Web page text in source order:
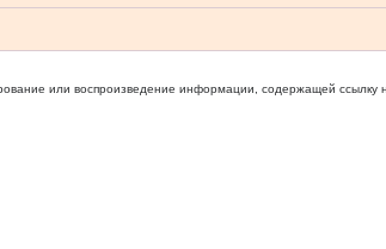
или воспроизведение информации, содержащей ссылку